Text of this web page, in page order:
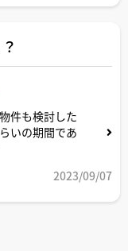
件も検討した
いの期間であ
支払うことも2023/09/07